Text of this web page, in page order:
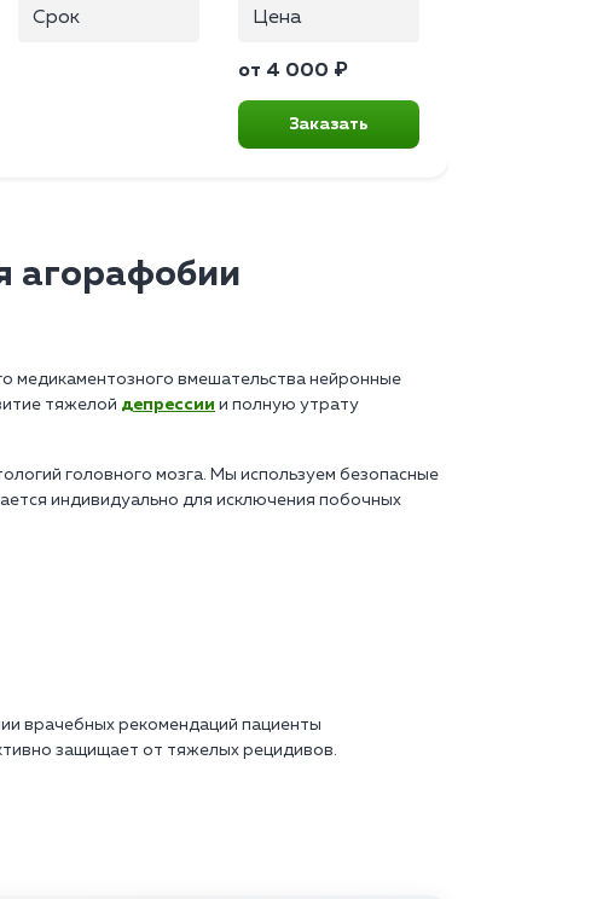
Срок Цена
от 4 000 ₽
Заказать
агорафобии
медикаментозного вмешательства нейронные
тяжелой депрессии и полную утрату
головного мозга. Мы используем безопасные
индивидуально для исключения побочных
врачебных рекомендаций пациенты
защищает от тяжелых рецидивов.